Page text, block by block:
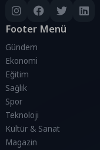
Footer Menü
Gündem
Ekonomi
Eğitim
Sağlık
Spor
Teknoloji
Kültür & Sanat
Magazin